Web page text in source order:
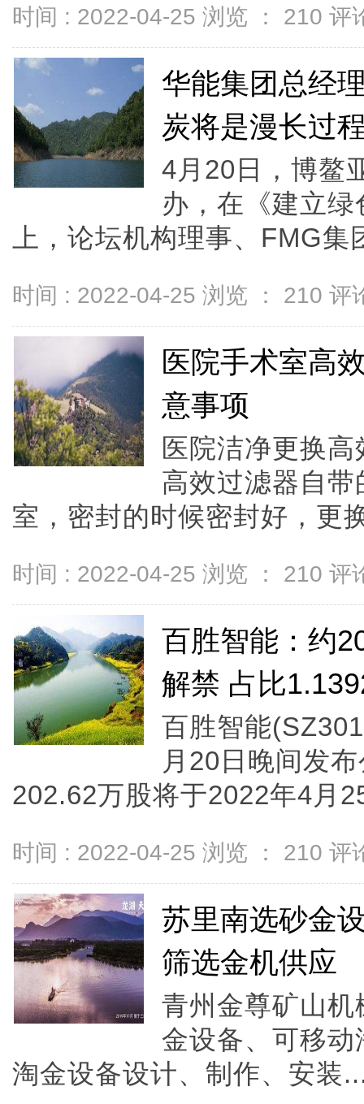
时间 : 2022-04-25 浏览 ： 210 评
华能集团总经
炭将是漫长过
4月20日，博鳌
办，在《建立
上，论坛机构理事、FMG集
时间 : 2022-04-25 浏览 ： 210 评
医院手术室高
意事项
医院洁净更换
高效过滤器自
室，密封的时候密封好，更
时间 : 2022-04-25 浏览 ： 210 评
百胜智能：约
解禁 占比
百胜智能
月20日晚间发
202.62万股将于2022年4月
时间 : 2022-04-25 浏览 ： 210 评
苏里南选砂金
筛选金机供应
青州金尊矿山
金设备、可移
淘金设备设计、制作、安装